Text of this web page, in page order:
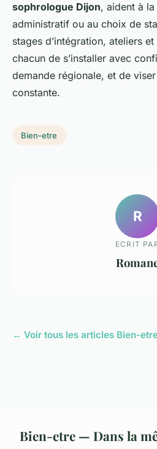
sophrologue Dijon, aident à
administratif ou au choix de
stages d’intégration, ateliers
chacun de s’installer avec
demande régionale, et de
constante.
Bien-etre
R
ECRIT
← Voir tous les articles Bien-
Bien-etre — Dans la